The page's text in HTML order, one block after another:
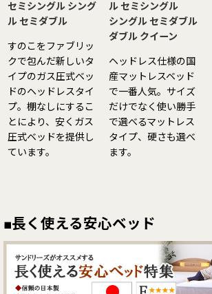
セミシングル シング
ルセミダブル
すのこをファブリッ
クで包んだ新しいタ
イプのガス圧式ベッ
ドのヘッドレスタイ
プ。棚なしにするこ
とにより、安くガス
圧式ベッドを提供し
ています。
ルセミシングル
シングルセミダブル
ダブル クイーン
ヘッドレス仕様の国
産マットレスベッド
で一番人気。サイズ
だけでなく使い勝手
で選べるマットレス
タイプ、硬さも選べ
ます。
■長く使える安心ベッド